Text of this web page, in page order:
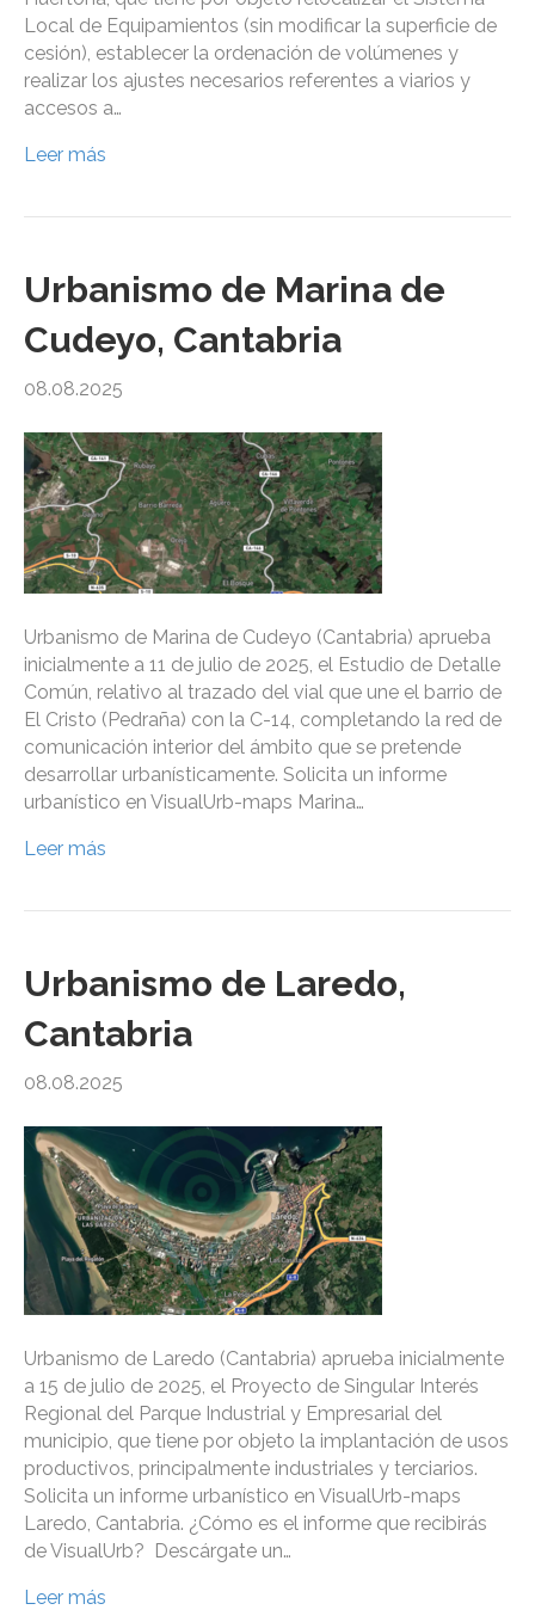
Local de Equipamientos (sin modificar la superficie de
cesión), establecer la ordenación de volúmenes y
realizar los ajustes necesarios referentes a viarios y
accesos a…
Leer más
Urbanismo de Marina de
Cudeyo, Cantabria
08.08.2025
Urbanismo de Marina de Cudeyo (Cantabria) aprueba
inicialmente a 11 de julio de 2025, el Estudio de Detalle
Común, relativo al trazado del vial que une el barrio de
El Cristo (Pedraña) con la C-14, completando la red de
comunicación interior del ámbito que se pretende
desarrollar urbanísticamente. Solicita un informe
urbanístico en VisualUrb-maps Marina…
Leer más
Urbanismo de Laredo,
Cantabria
08.08.2025
Urbanismo de Laredo (Cantabria) aprueba inicialmente
a 15 de julio de 2025, el Proyecto de Singular Interés
Regional del Parque Industrial y Empresarial del
municipio, que tiene por objeto la implantación de usos
productivos, principalmente industriales y terciarios.
Solicita un informe urbanístico en VisualUrb-maps
Laredo, Cantabria. ¿Cómo es el informe que recibirás
de VisualUrb? Descárgate un…
Leer más